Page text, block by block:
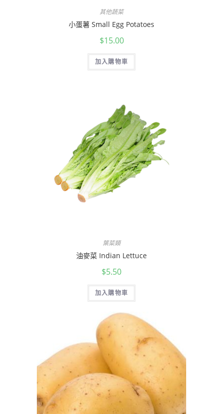
其他蔬菜
小蛋薯 Small Egg Potatoes
$15.00
加入購物車
葉菜類
油麥菜 Indian Lettuce
$5.50
加入購物車